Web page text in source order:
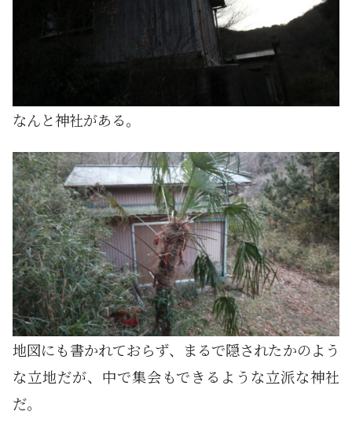
なんと神社がある。
地図にも書かれておらず、まるで隠されたかのよう
な立地だが、中で集会もできるような立派な神社
だ。